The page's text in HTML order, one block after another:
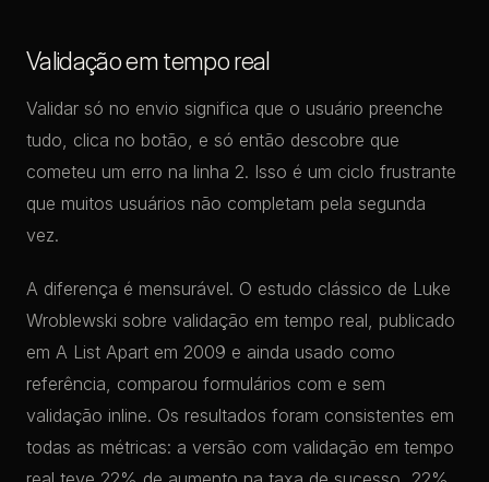
Validação em tempo real
Validar só no envio significa que o usuário preenche
tudo, clica no botão, e só então descobre que
cometeu um erro na linha 2. Isso é um ciclo frustrante
que muitos usuários não completam pela segunda
vez.
A diferença é mensurável. O estudo clássico de Luke
Wroblewski sobre validação em tempo real, publicado
em A List Apart em 2009 e ainda usado como
referência, comparou formulários com e sem
validação inline. Os resultados foram consistentes em
todas as métricas: a versão com validação em tempo